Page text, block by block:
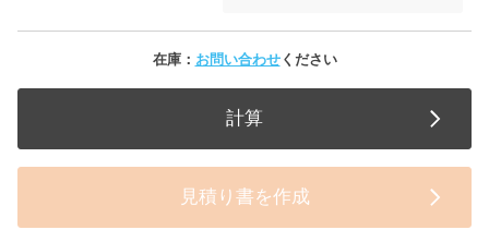
在庫： お問い合わせください
計算
見積り書を作成